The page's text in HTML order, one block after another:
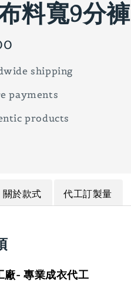
料寬9分褲
shipping
payments
products
關於款式 代工訂製量
廠- 專業成衣代工